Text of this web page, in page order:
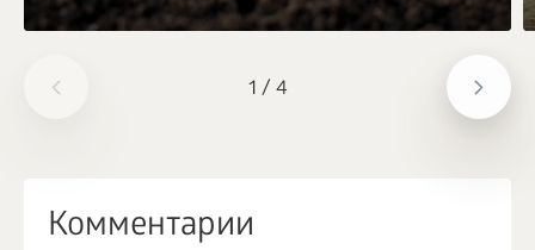
1 / 4
Комментарии